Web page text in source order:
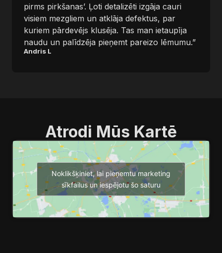
pirms pirkšanas’. Ļoti detalizēti izgāja cauri
visiem mezgliem un atklāja defektus, par
kuriem pārdevējs klusēja. Tas man ietaupīja
naudu un palīdzēja pieņemt pareizo lēmumu.”
Andris L
Atrodi Mūs Kartē
Noklikšķiniet, lai pieņemtu marketing
sīkfailus un iespējotu šo saturu